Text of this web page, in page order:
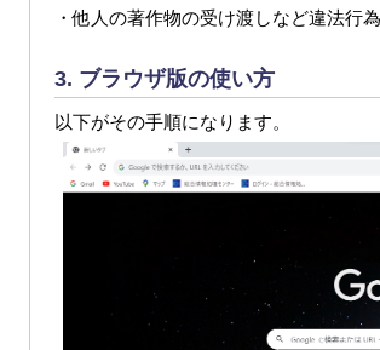
・他人の著作物の受け渡しなど違法行
3. ブラウザ版の使い方
以下がその手順になります。